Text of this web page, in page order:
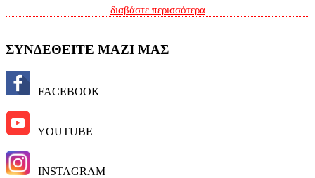
διαβάστε περισσότερα
ΣΥΝΔΕΘΕΙΤΕ ΜΑΖΙ ΜΑΣ
| FACEBOOK
| YOUTUBE
| INSTAGRAM